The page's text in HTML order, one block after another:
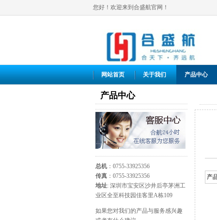
您好！欢迎来到合盛航官网！
网站首页 关于我们 产品中心
产品中心
总机 ：0755-33925356
传真 ：0755-33925356
地址: 深圳市宝安区沙井后亭茅洲工
业区全至科技园佳客里A栋109
如果您对我们的产品与服务感兴趣
产